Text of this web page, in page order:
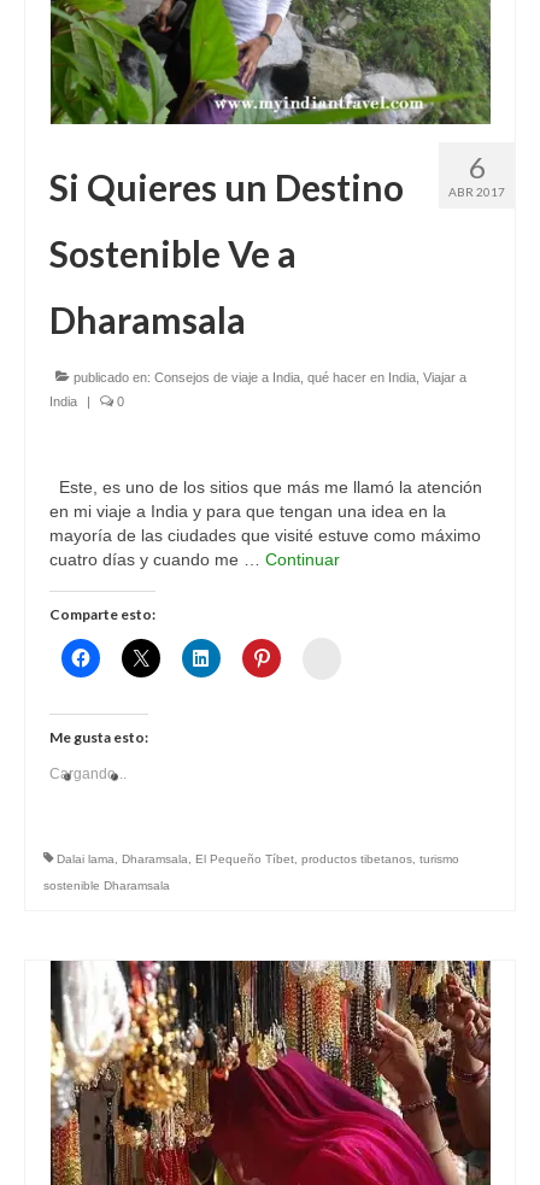
6
ABR 2017
Si Quieres un Destino
Sostenible Ve a
Dharamsala
publicado en: Consejos de viaje a India qué hacer en India Viajar a
India
| 0
Este, es uno de los sitios que más me llamó la atención
en mi viaje a India y para que tengan una idea en la
mayoría de las ciudades que visité estuve como máximo
cuatro días y cuando me … Continuar
Comparte esto:
Me gusta esto:
Cargando...
Dalai lama Dharamsala El Pequeño Tíbet productos tibetanos turismo
sostenible Dharamsala